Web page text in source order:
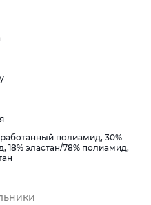
полиамид, 30%
18% эластан/78% полиамид,